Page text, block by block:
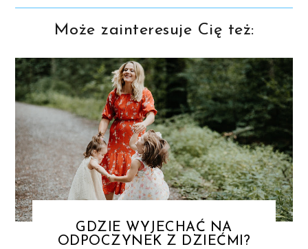
Może zainteresuje Cię też:
GDZIE WYJECHAĆ NA
ODPOCZYNEK Z DZIEĆMI?